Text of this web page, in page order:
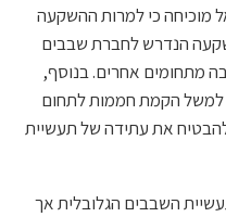
מוכיחה כי למרות ההשקעה
הנדרש לחברת שבבים
מתחומים אחרים. בנוסף,
למשל הקמת חממות לתחום
את עתידה של תעשיית
השבבים הגלובלית אך